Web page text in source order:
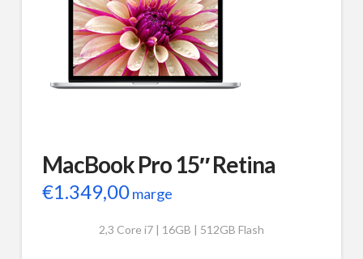
MacBook Pro 15″ Retina
€1.349,00marge
2,3 Core i7 | 16GB | 512GB Flash